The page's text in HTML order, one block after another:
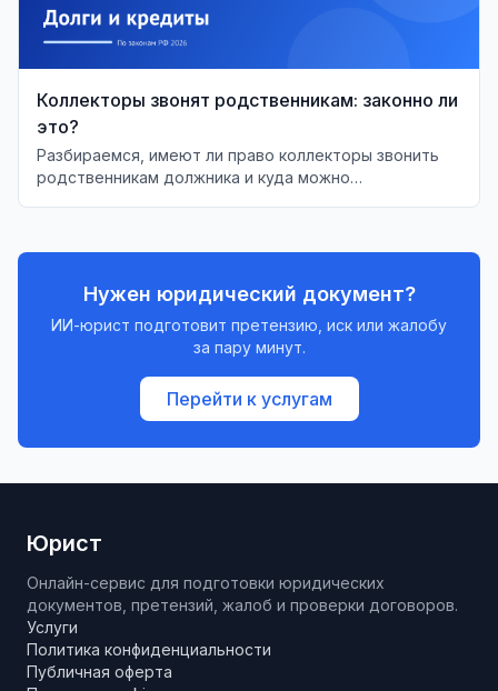
Коллекторы звонят родственникам: законно ли
это?
Разбираемся, имеют ли право коллекторы звонить
родственникам должника и куда можно
Нужен юридический документ?
ИИ-юрист подготовит претензию, иск или жалобу
за пару минут.
Перейти к услугам
Юрист
Онлайн-сервис для подготовки юридических
документов, претензий, жалоб и проверки договоров.
Услуги
Политика конфиденциальности
Публичная оферта